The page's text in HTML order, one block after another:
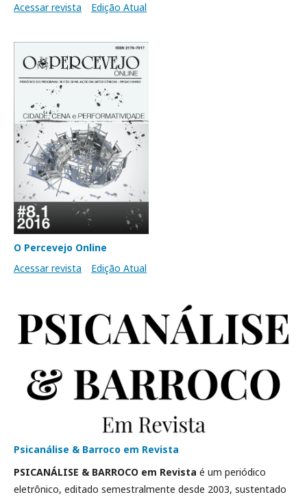
Acessar revista
Edição Atual
O Percevejo Online
Acessar revista
Edição Atual
Psicanálise & Barroco em Revista
PSICANÁLISE & BARROCO em Revista é um periódico
eletrônico, editado semestralmente desde 2003, sustentado